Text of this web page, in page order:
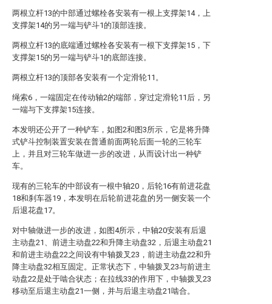
两根立杆13的中部通过螺栓各安装有一根上支撑架14，上
支撑架14的另一端与铲斗1的顶部连接。
两根立杆13的底端通过螺栓各安装有一根下支撑架15，下
支撑架15的另一端与铲斗1的底部连接。
两根立杆13的顶部各安装有一个定滑轮11。
绳索6，一端固定在传动轴2的端部，穿过定滑轮11后，另
一端与下支撑架15连接。
本发明还公开了一种铲车，如图2和图3所示，它是将升降
式铲斗控制装置安装在普通前面两轮后面一轮的三轮车
上，并且对三轮车做进一步的改进，从而设计出一种铲
车。
现有的三轮车的中部设有一根中轴20，后轮16有前进花盘
18和刹车器19，本发明在后轮前进花盘的另一侧安装一个
后退花盘17。
对中轴做进一步的改进，如图4所示，中轴20安装有后退
主动盘21、前进主动盘22和升降主动盘32，后退主动盘21
和前进主动盘22之间设有中轴拨叉23，前进主动盘22和升
降主动盘32相互固定。正常状态下，中轴拨叉23与前进主
动盘22是处于啮合状态；在拉线33的作用下，中轴拨叉23
移动至后退主动盘21一侧，并与后退主动盘21啮合。